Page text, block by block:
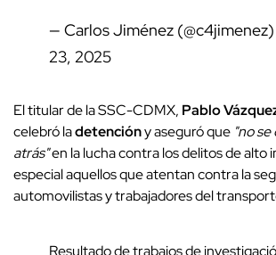
— Carlos Jiménez (@c4jimenez)
23, 2025
El titular de la SSC-CDMX, Pablo
celebró ladetencióny aseguró que "no se
atrás"en la lucha contra los delitos de alto
especial aquellos que atentan contra la
automovilistas y trabajadores del